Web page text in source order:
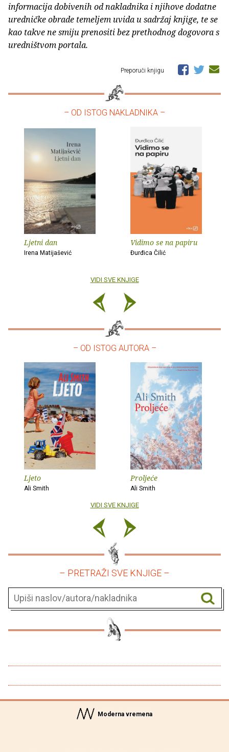
informacija dobivenih od nakladnika i njihove dodatne
uredničke obrade temeljem uvida u sadržaj knjige, te se
kao takve ne smiju prenositi bez prethodnog dogovora s
uredništvom portala.
Preporuči knjigu
– OD ISTOG NAKLADNIKA –
Ljetni dan
Irena Matijašević
Vidimo se na papiru
Đurđica Čilić
VIDI SVE KNJIGE
– OD ISTOG AUTORA –
Ljeto
Ali Smith
Proljeće
Ali Smith
VIDI SVE KNJIGE
– PRETRAŽI SVE KNJIGE –
Moderna vremena